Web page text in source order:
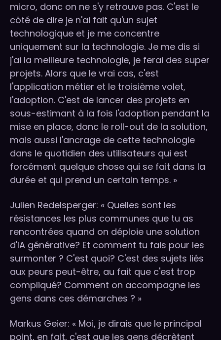
micro, donc on ne s'y retrouve pas. C'est le
côté de dire je n'ai fait qu'un sujet
technologique et je me concentre
uniquement sur la technologie. Je me dis si
j'ai la meilleure technologie, je ferai des super
projets. Alors que le vrai cas, c'est
l'application métier et le troisième volet,
l'adoption. C'est de lancer des projets en
sous-estimant à la fois l'adoption pendant la
mise en place, donc le roll-out de la solution,
mais aussi l'ancrage de cette technologie
dans le quotidien des utilisateurs qui est
forcément quelque chose qui se fait dans la
durée et qui prend un certain temps. »
Julien Redelsperger: « Quelles sont les
résistances les plus communes que tu as
rencontrées quand on déploie une solution
d'IA générative? Et comment tu fais pour les
surmonter ? C'est quoi? C'est des sujets liés
aux peurs peut-être, au fait que c'est trop
compliqué? Comment on accompagne les
gens dans ces démarches ? »
Markus Geier: « Moi, je dirais que le principal
point, en fait, c'est que les gens décrètent